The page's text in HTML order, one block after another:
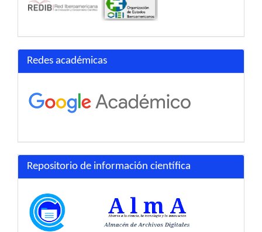
Redes académicas
Repositorio de información científica